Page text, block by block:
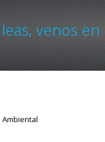
venos en
Ambiental